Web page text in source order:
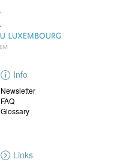
Info
Newsletter
FAQ
Glossary
Links